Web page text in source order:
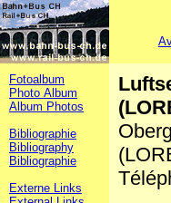
Fotoalbum
Photo Album
Album Photos
Bibliographie
Bibliography
Bibliographie
Externe Links